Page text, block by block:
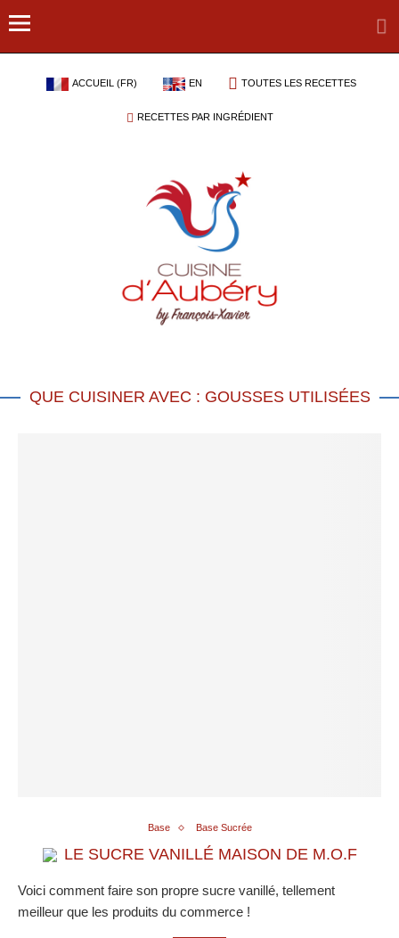
ACCUEIL (FR) EN TOUTES LES RECETTES
RECETTES PAR INGRÉDIENT
QUE CUISINER AVEC : GOUSSES UTILISÉES
Base Base Sucrée
LE SUCRE VANILLÉ MAISON DE M.O.F
Voici comment faire son propre sucre vanillé, tellement
meilleur que les produits du commerce !